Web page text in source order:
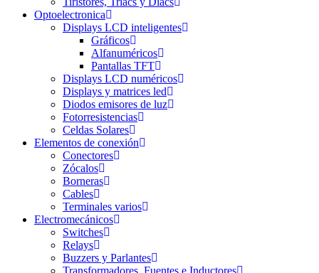
Optoelectronica
Displays LCD inteligentes
Gráficos
Alfanuméricos
Pantallas TFT
Displays LCD numéricos
Displays y matrices led
Diodos emisores de luz
Fotorresistencias
Celdas Solares
Elementos de conexión
Conectores
Zócalos
Borneras
Cables
Terminales varios
Electromecánicos
Switches
Relays
Buzzers y Parlantes
Transformadores, Fuentes e Inductores